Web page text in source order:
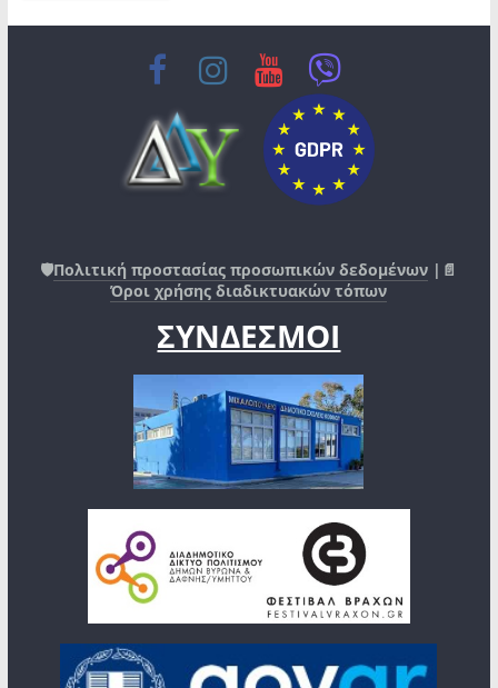
🛡️Πολιτική προστασίας προσωπικών δεδομένων |📄
Όροι χρήσης διαδικτυακών τόπων
ΣΥΝΔΕΣΜΟΙ